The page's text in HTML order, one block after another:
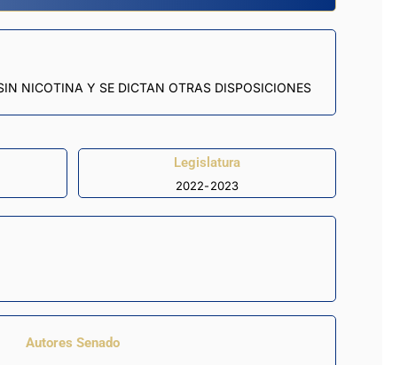
NICOTINA Y SE DICTAN OTRAS DISPOSICIONES
Legislatura
2022-2023
Autores Senado